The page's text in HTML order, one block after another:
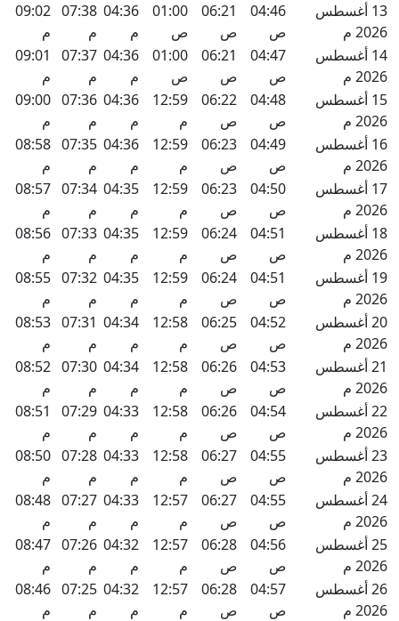
13 أغسطس
2026 م
04:46
ص
06:21
ص
01:00
ص
04:36
م
07:38
م
09:02
م
14 أغسطس
2026 م
04:47
ص
06:21
ص
01:00
ص
04:36
م
07:37
م
09:01
م
15 أغسطس
2026 م
04:48
ص
06:22
ص
12:59
م
04:36
م
07:36
م
09:00
م
16 أغسطس
2026 م
04:49
ص
06:23
ص
12:59
م
04:36
م
07:35
م
08:58
م
17 أغسطس
2026 م
04:50
ص
06:23
ص
12:59
م
04:35
م
07:34
م
08:57
م
18 أغسطس
2026 م
04:51
ص
06:24
ص
12:59
م
04:35
م
07:33
م
08:56
م
19 أغسطس
2026 م
04:51
ص
06:24
ص
12:59
م
04:35
م
07:32
م
08:55
م
20 أغسطس
2026 م
04:52
ص
06:25
ص
12:58
م
04:34
م
07:31
م
08:53
م
21 أغسطس
2026 م
04:53
ص
06:26
ص
12:58
م
04:34
م
07:30
م
08:52
م
22 أغسطس
2026 م
04:54
ص
06:26
ص
12:58
م
04:33
م
07:29
م
08:51
م
23 أغسطس
2026 م
04:55
ص
06:27
ص
12:58
م
04:33
م
07:28
م
08:50
م
24 أغسطس
2026 م
04:55
ص
06:27
ص
12:57
م
04:33
م
07:27
م
08:48
م
25 أغسطس
2026 م
04:56
ص
06:28
ص
12:57
م
04:32
م
07:26
م
08:47
م
26 أغسطس
2026 م
04:57
ص
06:28
ص
12:57
م
04:32
م
07:25
م
08:46
م